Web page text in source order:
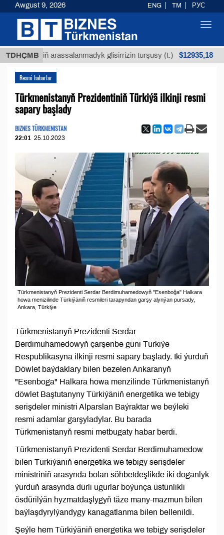
TDHÇMBarassalanmadyk glisirrizin turşusy (t.) $12935,18 Az
Resmi habarlar
Türkmenistanyň Prezidentiniň Türkiýä ilkinji resmi
sapary başlady
BIZNES TÜRKMENISTAN
22:01 25.10.2023
Türkmenistanyň Prezidenti Serdar Berdimuhamedowyň "Esenboğa" Halkara
howa menizilinde Türkiýäniň resmileri tarapyndan garşy alynýan pursady,
Ankara, Türkiýe
Türkmenistanyň Prezidenti Serdar
Berdimuhamedowyň çarşenbe güni Türkiýe
Respublikasyna ilkinji resmi sapary başlady. Iki ýurduň
Döwlet baýdaklary bilen bezelen Ankaranyň
"Esenboga" Halkara howa menzilinde Türkmenistanyň
döwlet Baştutanyny Türkiýäniň energetika we tebigy
serişdeler ministri Alparslan Baýraktar we beýleki
resmi adamlar garşyladylar. Bu barada
Türkmenistanyň resmi metbugaty habar berdi.
Türkmenistanyň Prezidenti Serdar Berdimuhamedow
bilen Türkiýäniň energetika we tebigy serişdeler
ministriniň arasynda bolan söhbetdeşlikde iki doganlyk
ýurduň arasynda dürli ugurlar boýunça üstünlikli
ösdürilýän hyzmatdaşlygyň täze many-mazmun bilen
baýlaşdyrylýandygy kanagatlanma bilen bellenildi.
Şeýle hem Türkiýäniň energetika we tebigy serişdeler
Awgust 9, 2026 ENG TM РУС